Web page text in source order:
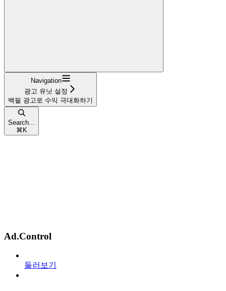
Navigation
광고 유닛 설정
백필 광고로 수익 극대화하기
Search...
⌘ K
Ad.Control
둘러보기